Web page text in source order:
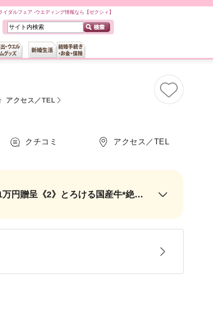
ダルフェア -ウエディング情報なら【ゼクシィ】
アクセス／TEL
クチコミ アクセス／TEL
＼8月限定*／《1》ご来館特典*ギフト券2万円贈呈＊1件目なら、さらにギフト1万円贈呈《2》とろける国産牛*絶品試食《3》SNSで大人気★最新演出体験